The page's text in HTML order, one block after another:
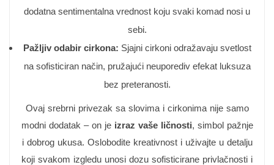
dodatna sentimentalna vrednost koju svaki komad nosi u
sebi.
Pažljiv odabir cirkona: Sjajni cirkoni odražavaju svetlost
na sofisticiran način, pružajući neuporediv efekat luksuza
bez preteranosti.
Ovaj srebrni privezak sa slovima i cirkonima nije samo
modni dodatak – on je izraz vaše ličnosti, simbol pažnje
i dobrog ukusa. Oslobodite kreativnost i uživajte u detalju
koji svakom izgledu unosi dozu sofisticirane privlačnosti i